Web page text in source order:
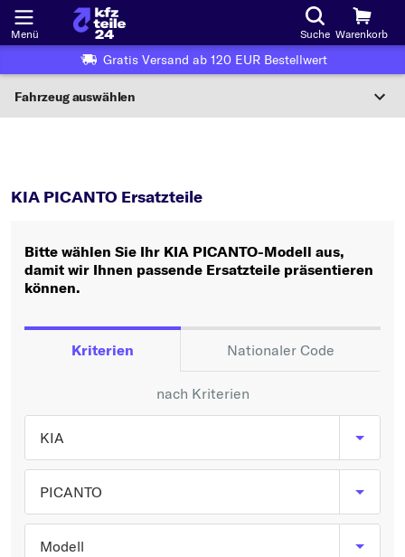
Menü Suche Warenkorb
Gratis Versand ab 120 EUR Bestellwert
Fahrzeug auswählen
Wo finde ich die?
Oder
Oder Fahrzeugauswahl nach Kriterien:
Hersteller wählen
Typ wählen
KIA PICANTO Ersatzteile
Bitte wählen Sie Ihr KIA PICANTO-Modell aus,
damit wir Ihnen passende Ersatzteile präsentieren
können.
Kriterien Nationaler Code
nach Kriterien
KIA
PICANTO
Modell